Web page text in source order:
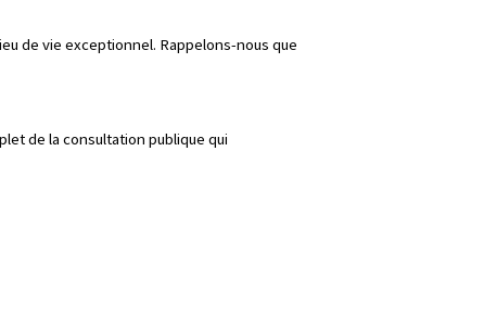
de vie exceptionnel. Rappelons-nous que
de la consultation publique qui